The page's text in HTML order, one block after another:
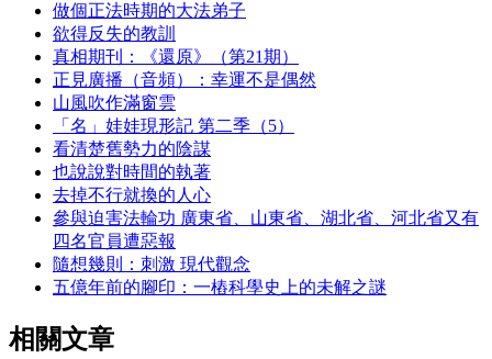
做個正法時期的大法弟子
欲得反失的教訓
真相期刊：《還原》（第21期）
正見廣播（音頻）：幸運不是偶然
山風吹作滿窗雲
「名」娃娃現形記 第二季（5）
看清楚舊勢力的陰謀
也說說對時間的執著
去掉不行就換的人心
參與迫害法輪功 廣東省、山東省、湖北省、河北省又有
四名官員遭惡報
隨想幾則：刺激 現代觀念
五億年前的腳印：一樁科學史上的未解之謎
相關文章